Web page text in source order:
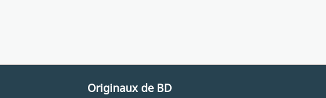
Originaux de BD